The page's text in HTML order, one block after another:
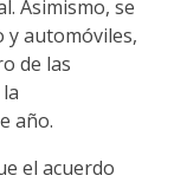
Asimismo, se
y automóviles,
de las
año.
el acuerdo